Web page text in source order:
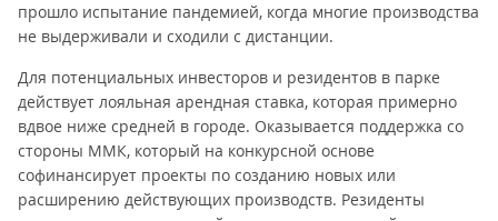
прошло испытание пандемией, когда многие производства
не выдерживали и сходили с дистанции.
Для потенциальных инвесторов и резидентов в парке
действует лояльная арендная ставка, которая примерно
вдвое ниже средней в городе. Оказывается поддержка со
стороны ММК, который на конкурсной основе
софинансирует проекты по созданию новых или
расширению действующих производств. Резиденты